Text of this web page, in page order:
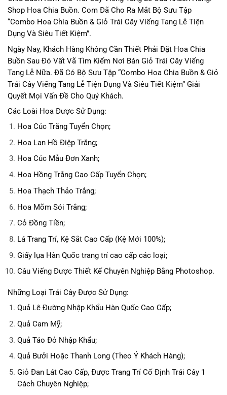
Shop Hoa Chia Buồn. Com Đã Cho Ra Mắt Bộ Sưu Tập
“Combo Hoa Chia Buồn & Giỏ Trái Cây Viếng Tang Lễ Tiện
Dụng Và Siêu Tiết Kiệm”.
Ngày Nay, Khách Hàng Không Cần Thiết Phải Đặt Hoa Chia
Buồn Sau Đó Vất Vã Tìm Kiếm Nơi Bán Giỏ Trái Cây Viếng
Tang Lễ Nữa. Đã Có Bộ Sưu Tập “Combo Hoa Chia Buồn & Giỏ
Trái Cây Viếng Tang Lễ Tiện Dụng Và Siêu Tiết Kiệm” Giải
Quyết Mọi Vấn Đề Cho Quý Khách.
Các Loài Hoa Được Sử Dụng:
Hoa Cúc Trắng Tuyển Chọn;
Hoa Lan Hồ Điệp Trắng;
Hoa Cúc Mẫu Đơn Xanh;
Hoa Hồng Trắng Cao Cấp Tuyển Chọn;
Hoa Thạch Thảo Trắng;
Hoa Mõm Sói Trắng;
Cỏ Đồng Tiền;
Lá Trang Trí, Kệ Sắt Cao Cấp (Kệ Mới 100%);
Giấy lụa Hàn Quốc trang trí cao cấp các loại;
Câu Viếng Được Thiết Kế Chuyên Nghiệp Bằng Photoshop.
Những Loại Trái Cây Được Sử Dụng:
Quả Lê Đường Nhập Khẩu Hàn Quốc Cao Cấp;
Quả Cam Mỹ;
Quả Táo Đỏ Nhập Khẩu;
Quả Bưởi Hoặc Thanh Long (Theo Ý Khách Hàng);
Giỏ Đan Lát Cao Cấp, Được Trang Trí Cố Định Trái Cây 1
Cách Chuyên Nghiệp;